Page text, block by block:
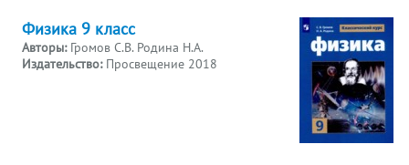
Физика 9 класс
Авторы: Громов С.В. Родина Н.А.
Издательство: Просвещение 2018